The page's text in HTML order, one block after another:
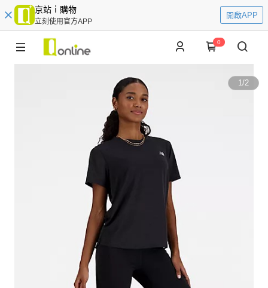
京站ｉ購物
立刻使用官方APP
開啟APP
0
1/2